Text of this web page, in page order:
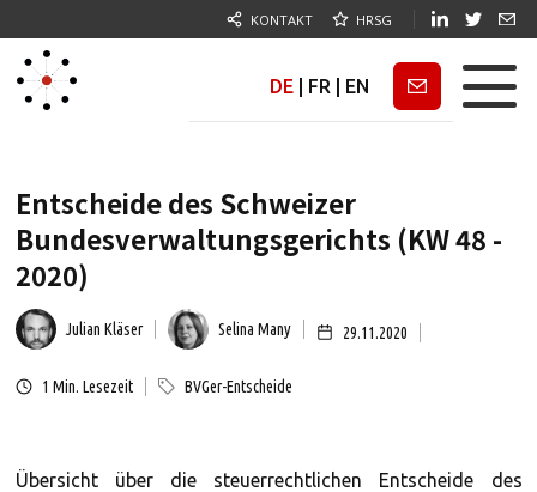
KONTAKT HRSG
DE FR EN Newsletter
Entscheide des Schweizer
Bundesverwaltungsgerichts (KW 48 -
2020)
Julian Kläser Selina Many 29.11.2020
1 Min. Lesezeit BVGer-Entscheide
Übersicht über die steuerrechtlichen Entscheide des